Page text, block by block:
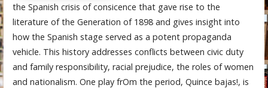
the Spanish crisis of consicence that gave rise to the
literature of the Generation of 1898 and gives insight into
how the Spanish stage served as a potent propaganda
vehicle. This history addresses conflicts between civic duty
and family responsibility, racial prejudice, the roles of women
and nationalism. One play frOm the period, Quince bajas!, is